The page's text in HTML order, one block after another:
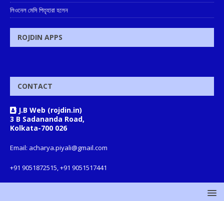
লিওনেল মেসি পিতৃহারা হলেন
ROJDIN APPS
CONTACT
J.B Web (rojdin.in)
3 B Sadananda Road,
Kolkata-700 026
Email: acharya.piyali@gmail.com
+91 9051872515, +91 9051517441